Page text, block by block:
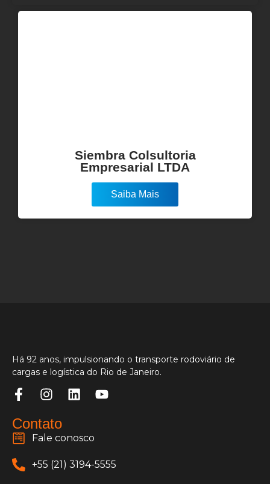
Siembra Colsultoria
Empresarial LTDA
Saiba Mais
Há 92 anos, impulsionando o transporte rodoviário de
cargas e logística do Rio de Janeiro.
Contato
Fale conosco
+55 (21) 3194-5555